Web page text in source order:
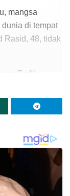
mangsa
di tempat
Rasid, 48, tidak
Trafik
sebagai
yang dipandu
di